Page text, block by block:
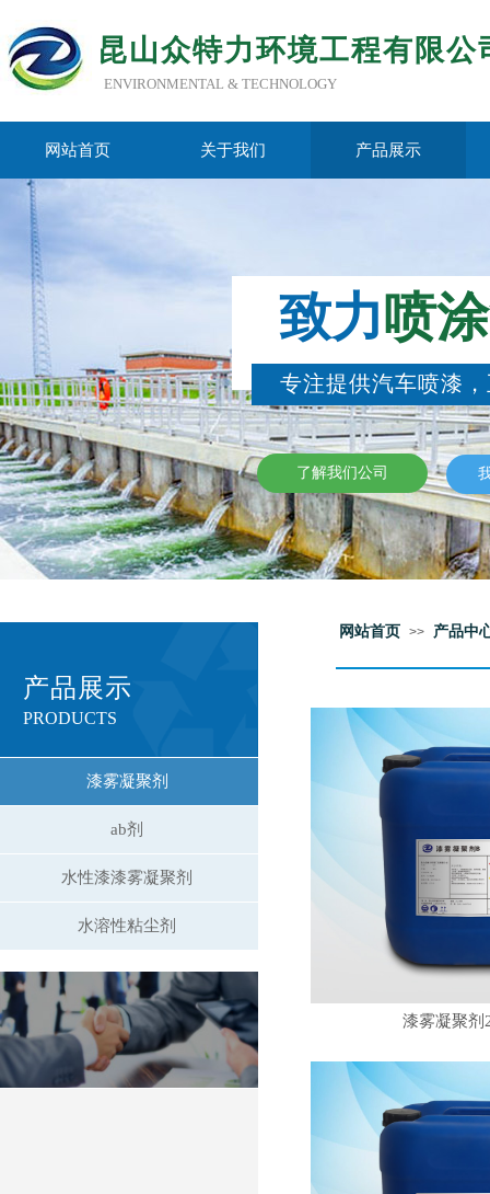
昆山众特力环境工程有限公
ENVIRONMENTAL & TECHNOLOGY
网站首页 关于我们 产品展示
致力喷
专注提供汽车喷漆
了解我们公司
产品展示
PRODUCTS
网站首页 >> 产品中
漆雾凝聚剂
漆雾凝聚剂
ab剂
水性漆漆雾凝聚剂
水溶性粘尘剂
CONCATCT US